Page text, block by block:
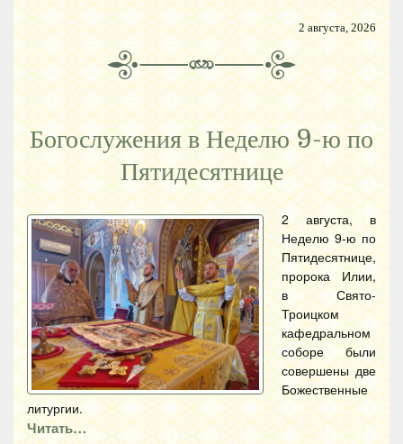
2 августа, 2026
Богослужения в Неделю 9-ю по
Пятидесятнице
2 августа, в
Неделю 9-ю по
Пятидесятнице,
пророка Илии,
в Свято-
Троицком
кафедральном
соборе были
совершены две
Божественные
литургии.
Читать…